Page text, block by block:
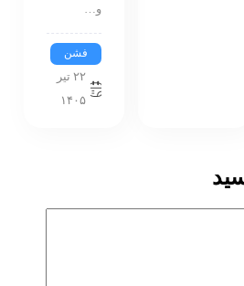
و…
فشن
۲۲ تیر
۱۴۰۵